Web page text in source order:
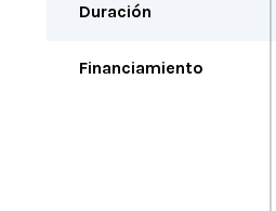
Duración
Financiamiento